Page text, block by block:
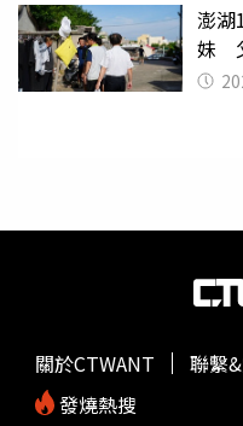
澎湖
妹
關於CTWANT 聯繫
發燒熱搜